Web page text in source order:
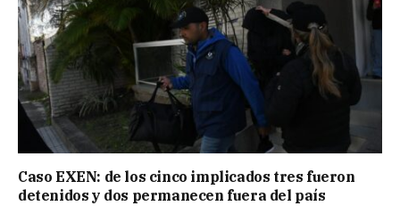
Caso EXEN: de los cinco implicados tres fueron
detenidos y dos permanecen fuera del país